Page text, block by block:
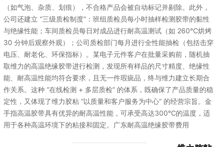
（如气泡、杂质、划痕），不合格产品会被自动标记并剔除。此外，
公司还建立 “三级质检制度”：班组质检员每小时抽样检测胶带的黏性
与绝缘性能；车间质检员每日对成品进行耐高温测试（如 260℃烘烤
30 分钟后观察外观）；公司质检部门每月进行全性能抽检（包括击穿
电压、耐老化、环保指标）。某电子元件客户在批量采购前，随机抽
取维力的高温绝缘胶带进行检测，发现所有样品的尺寸精度、绝缘性
能、耐高温性能均符合要求，且无一件瑕疵品，终与维力建立长期合
作关系。这种 “在线检测 + 多层质检” 的体系，既确保了产品质量的稳
定性，又体现了维力胶粘 “以质量和客户服务为中心” 的经营宗旨。金
手指高温胶带具有优异的耐高温性能，可承受高达300℃的温度，适
用于各种高温环境下的粘接和固定。广东耐高温绝缘胶带费用